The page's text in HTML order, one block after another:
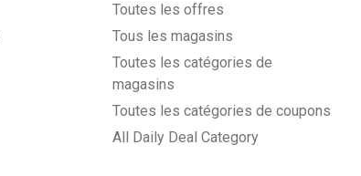
Toutes les offres
Tous les magasins
Toutes les catégories de
magasins
Toutes les catégories de coupons
All Daily Deal Category